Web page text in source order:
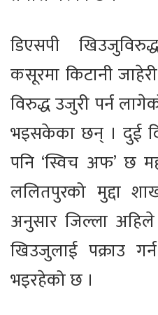
डिएसपी
कसूरमा किटानी
विरुद्ध उजुरी पर्न
भइसकेका छन् । दुई
पनि ‘स्विच अफ’ छ
ललितपुरको मुद्दा
अनुसार जिल्ला
खिउजुलाई पक्राउ
भइरहेको छ ।